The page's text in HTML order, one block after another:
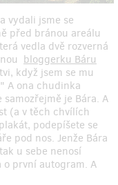
vydali jsme se
před bránou areálu
vedla dvě rozverná
bloggerku Báru
když jsem se mu
A ona chudinka
je Bára. A
(a v těch chvílích
podepíšete se
pod nos. Jenže Bára
u sebe nenosí
o první autogram. A